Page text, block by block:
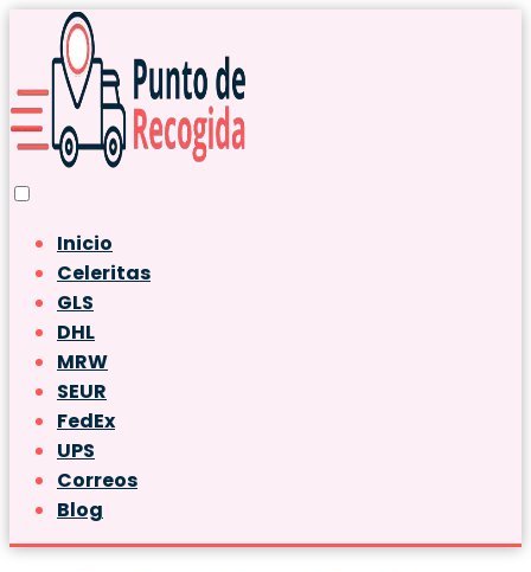
Inicio
Celeritas
GLS
DHL
MRW
SEUR
FedEx
UPS
Correos
Blog